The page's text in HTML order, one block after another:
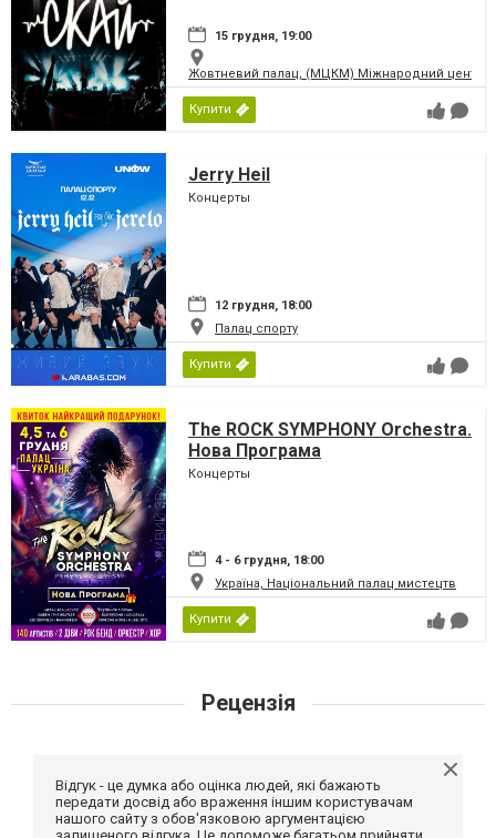
15 грудня, 19:00
Жовтневий палац, (МЦКМ) Міжнародний центр
Купити
Jerry Heil
Концерты
12 грудня, 18:00
Палац спорту
Купити
The ROCK SYMPHONY Orchestra.
Нова Програма
Концерты
4 - 6 грудня, 18:00
Україна, Національний палац мистецтв
Купити
Рецензія
Відгук - це думка або оцінка людей, які бажають
передати досвід або враження іншим користувачам
нашого сайту з обов'язковою аргументацією